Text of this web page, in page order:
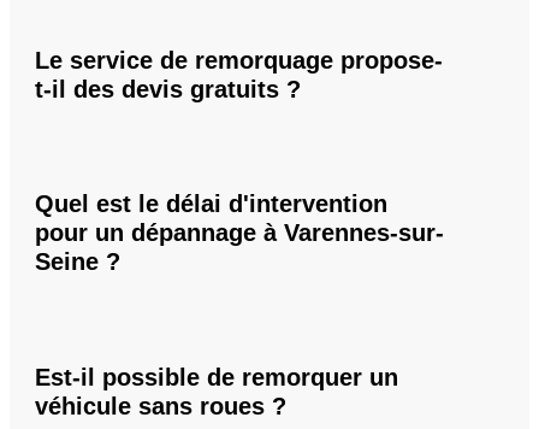
Le service de remorquage propose-
t-il des devis gratuits ?
Quel est le délai d'intervention
pour un dépannage à Varennes-sur-
Seine ?
Est-il possible de remorquer un
véhicule sans roues ?